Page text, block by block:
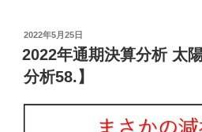
投
稿
日:
2022年5月25日
2022年通期決算分析 太
分析58.】